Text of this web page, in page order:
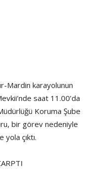
Mardin karayolunun
saat 11.00’da
Koruma Şube
bir görev nedeniyle
çıktı.